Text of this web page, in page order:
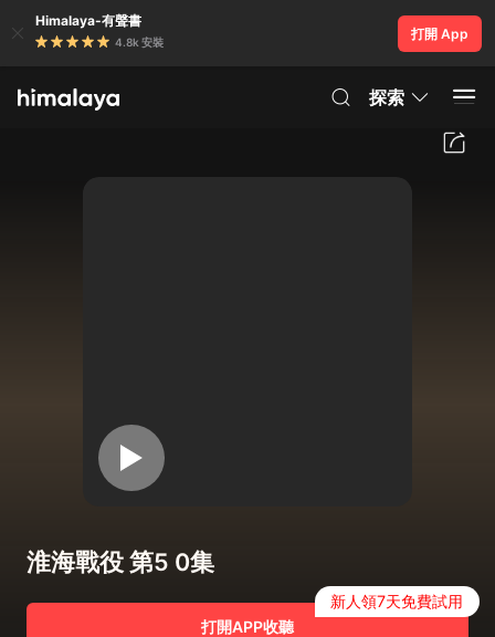
Himalaya-有聲書
4.8k 安裝
打開 App
探索
淮海戰役 第5 0集
打開APP收聽
新人領7天免費試用